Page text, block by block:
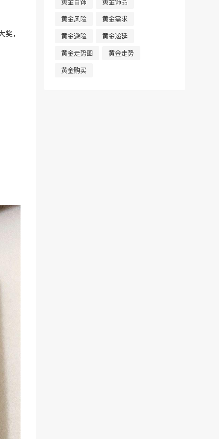
奖，
黄金首饰 黄金饰品
黄金风险 黄金需求
黄金避险 黄金递延
黄金走势图 黄金走势
黄金购买